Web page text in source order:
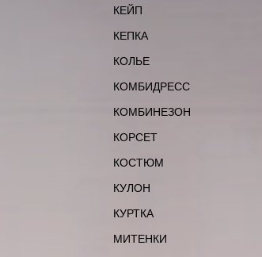
КЕЙП
КЕПКА
КОЛЬЕ
КОМБИДРЕСС
КОМБИНЕЗОН
КОРСЕТ
КОСТЮМ
КУЛОН
КУРТКА
МИТЕНКИ